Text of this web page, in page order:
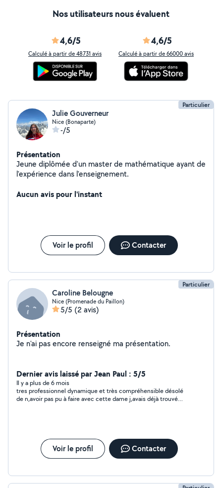
Nos utilisateurs nous évaluent
4,6/5
Calculé à partir de 48731 avis
4,6/5
Calculé à partir de 66000 avis
Particulier
Julie Gouverneur
Nice (Bonaparte)
-/5
Présentation
Jeune diplômée d'un master de mathématique ayant de
l'expérience dans l'enseignement.
Aucun avis pour l'instant
Voir le profil Contacter
Particulier
Caroline Belougne
Nice (Promenade du Paillon)
5/5 (2 avis)
Présentation
Je n'ai pas encore renseigné ma présentation.
Dernier avis laissé par Jean Paul : 5/5
Il y a plus de 6 mois
tres professionnel dynamique et très compréhensible désolé
de n,avoir pas pu à faire avec cette dame j,avais déjà trouvé
Voir le profil Contacter